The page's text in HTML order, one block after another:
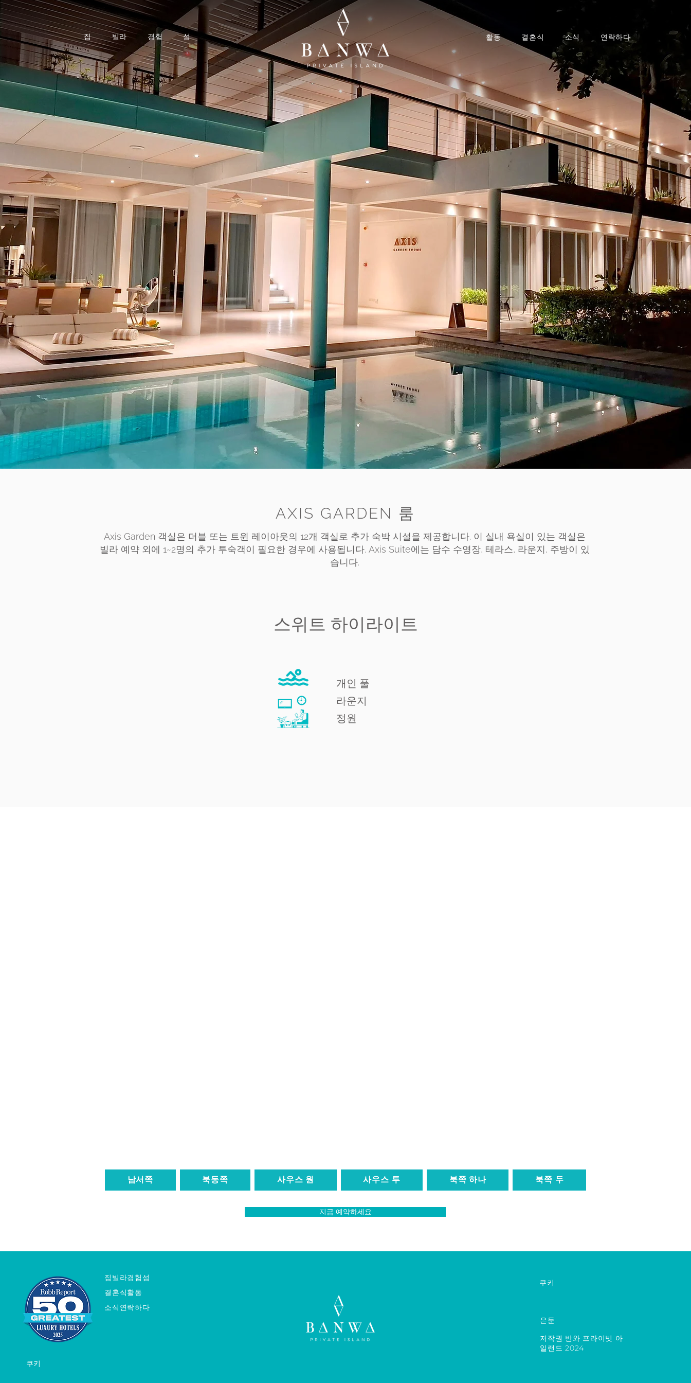
집 빌라 경험 섬 활동 결혼식 소식 연락하다
AXIS GARDEN 룸
Axis Garden 객실은 더블 또는 트윈 레이아웃의 12개 객실로 추가 숙박 시설을 제공합니다. 이 실내 욕실이 있는 객실은
빌라 예약 외에 1~2명의 추가 투숙객이 필요한 경우에 사용됩니다. Axis Suite에는 담수 수영장, 테라스, 라운지, 주방이 있
습니다.
스위트 하이라이트
개인 풀
라운지
정원
남서쪽 북동쪽 사우스 원 사우스 투 북쪽 하나 북쪽 두
지금 예약하세요
쿠키
집 빌라경험 섬
결혼식활동
소식 연락하다
쿠키
은둔
저작권 반와 프라이빗 아
일랜드 2024